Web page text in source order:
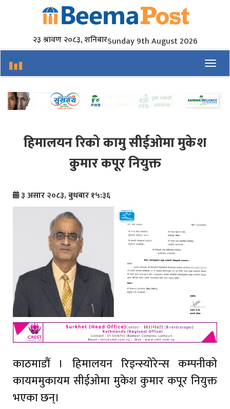
२३ श्रावण २०८३, शनिबारSunday 9th August 2026
हिमालयन रिको कामु सीईओमा मुकेश
कुमार कपूर नियुक्त
३ असार २०८३, बुधबार १५:३६
काठमाडौं । हिमालयन रिइन्स्योरेन्स कम्पनीको
कायममुकायम सीईओमा मुकेश कुमार कपूर नियुक्त
भएका छन्।